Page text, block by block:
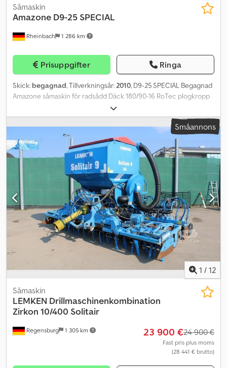
Rheinbach 1 286 km
Såmaskin
Amazone D9-25 SPECIAL
Prisuppgifter Ringa
Skick: begagnad, Tillverkningsår:2010, D9-25 SPECIAL Begagnad
Amazone såmaskin för radsådd Däck 180/90-16 RoTec plogkropp
Spårhållare, höger och vänster Exaktsträngare Styrning för
körgator Chedpozqpziefx Ap Iea
Småannons
1 / 12
Regensburg 1 305 km
Såmaskin
LEMKEN Drillmaschinenkombination
Zirkon 10/400 Solitair
23 900 €24 900 €
Fast pris plus moms
(28 441 € brutto)